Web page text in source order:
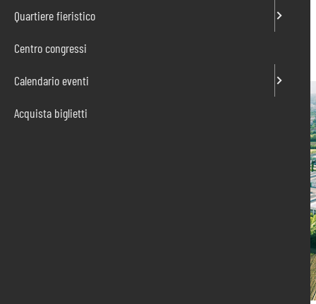
22/03/2019
Quartiere fieristico
Centro congressi
Calendario eventi
Acquista biglietti